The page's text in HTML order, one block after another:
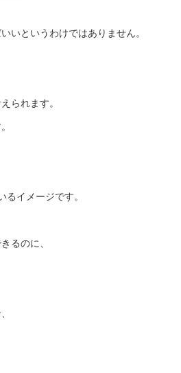
いというわけではありません。
られます。
イメージです。
るのに、